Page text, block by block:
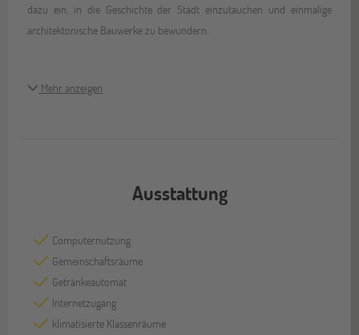
dazu ein, in die Geschichte der Stadt einzutauchen und einmalige
architektonische Bauwerke zu bewundern.
Mehr anzeigen
Ausstattung
Computernutzung
Gemeinschaftsräume
Getränkeautomat
Internetzugang
klimatisierte Klassenräume